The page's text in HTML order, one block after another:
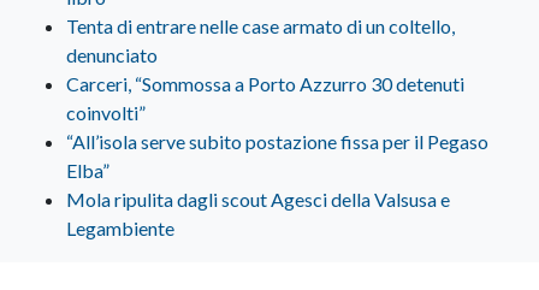
Tenta di entrare nelle case armato di un coltello,
denunciato
Carceri, “Sommossa a Porto Azzurro 30 detenuti
coinvolti”
“All’isola serve subito postazione fissa per il Pegaso
Elba”
Mola ripulita dagli scout Agesci della Valsusa e
Legambiente